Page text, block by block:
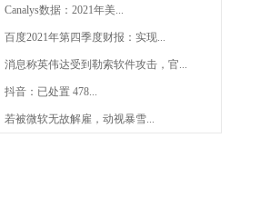
Canalys数据：2021年美...
百度2021年第四季度财报：实现...
消息称英伟达受到勒索软件攻击，官...
抖音：已处置 478...
若被微软无故解雇，动视暴雪...